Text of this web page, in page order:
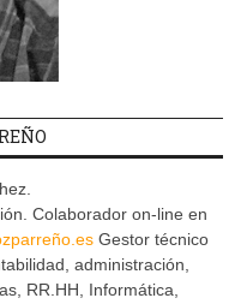
Colaborador on-line en
Gestor técnico
administración,
RR.HH, Informática,